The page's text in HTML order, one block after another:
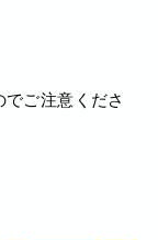
ご注意くださ